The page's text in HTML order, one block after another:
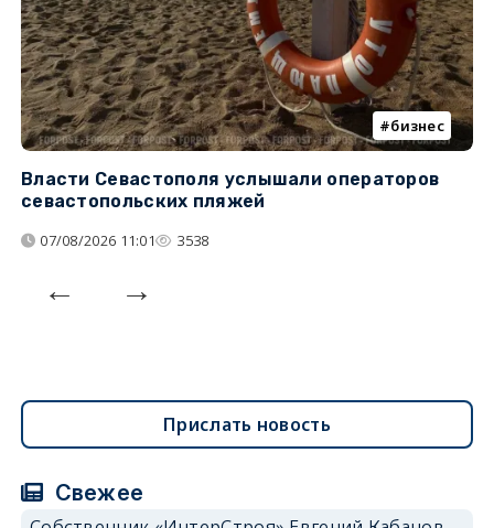
бизнес
Власти Севастополя услышали операторов
севастопольских пляжей
07/08/2026 11:01 3538
Прислать новость
Свежее